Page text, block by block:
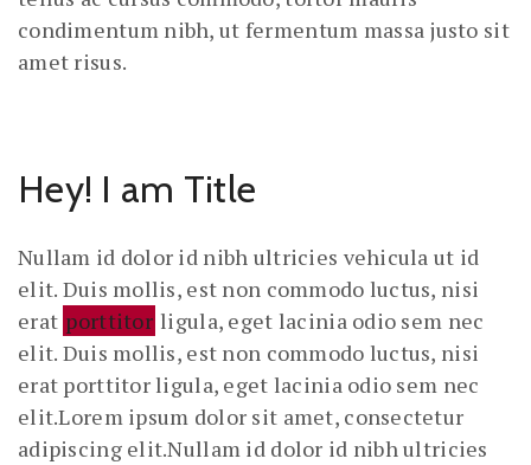
condimentum nibh, ut fermentum massa justo sit
amet risus.
Hey! I am Title
Nullam id dolor id nibh ultricies vehicula ut id
elit. Duis mollis, est non commodo luctus, nisi
erat porttitor ligula, eget lacinia odio sem nec
elit. Duis mollis, est non commodo luctus, nisi
erat porttitor ligula, eget lacinia odio sem nec
elit.Lorem ipsum dolor sit amet, consectetur
adipiscing elit.Nullam id dolor id nibh ultricies